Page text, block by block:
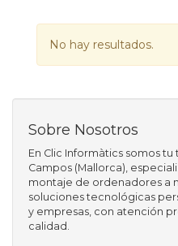
No hay resultados.
Sobre Nosotros
En Clic Informàtics somos
Campos (Mallorca),
montaje de ordenadores a
soluciones tecnológicas
y empresas, con atención
calidad.